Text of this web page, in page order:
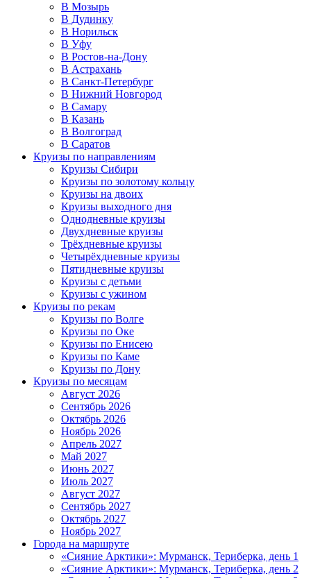
В Мозырь
В Дудинку
В Норильск
В Уфу
В Ростов-на-Дону
В Астрахань
В Санкт-Петербург
В Нижний Новгород
В Самару
В Казань
В Волгоград
В Саратов
Круизы по направлениям
Круизы Сибири
Круизы по золотому кольцу
Круизы на двоих
Круизы выходного дня
Однодневные круизы
Двухдневные круизы
Трёхдневные круизы
Четырёхдневные круизы
Пятидневные круизы
Круизы с детьми
Круизы с ужином
Круизы по рекам
Круизы по Волге
Круизы по Оке
Круизы по Енисею
Круизы по Каме
Круизы по Дону
Круизы по месяцам
Август 2026
Сентябрь 2026
Октябрь 2026
Ноябрь 2026
Апрель 2027
Май 2027
Июнь 2027
Июль 2027
Август 2027
Сентябрь 2027
Октябрь 2027
Ноябрь 2027
Города на маршруте
«Сияние Арктики»: Мурманск, Териберка, день 1
«Сияние Арктики»: Мурманск, Териберка, день 2